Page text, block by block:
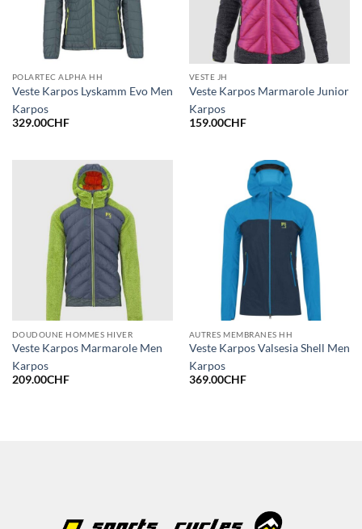
POLARTEC ALPHA HH
Veste Karpos Lyskamm Evo Men
Karpos
329.00CHF
VESTE JH
Veste Karpos Marmarole Junior
Karpos
159.00CHF
DOUDOUNE HOMMES HIVER
Veste Karpos Marmarole Men
Karpos
209.00CHF
AUTRES MEMBRANES HH
Veste Karpos Valsesia Shell Men
Karpos
369.00CHF